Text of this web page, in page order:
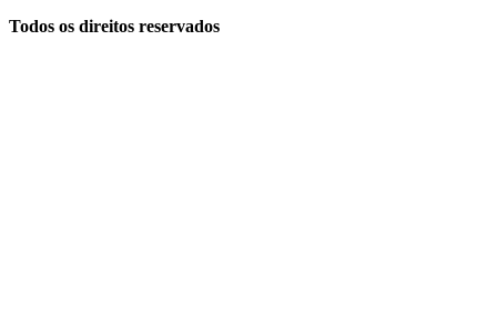
Todos os direitos reservados